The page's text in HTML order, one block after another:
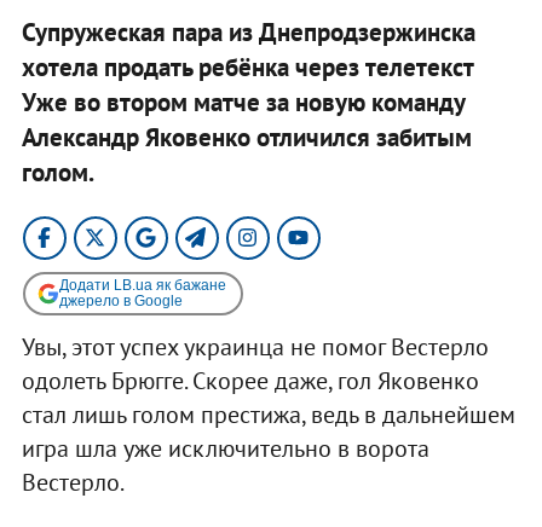
Супружеская пара из Днепродзержинска
хотела продать ребёнка через телетекст
Уже во втором матче за новую команду
Александр Яковенко отличился забитым
голом.
Додати LB.ua як бажане
джерело в Google
Увы, этот успех украинца не помог Вестерло
одолеть Брюгге. Скорее даже, гол Яковенко
стал лишь голом престижа, ведь в дальнейшем
игра шла уже исключительно в ворота
Вестерло.